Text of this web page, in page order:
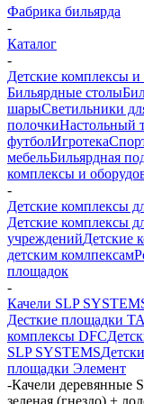
Фабрика бильярда
-
Каталог
-
Детские комплексы и
Бильярдные столы
шарыСветильники
полочкиНастольный
футболИгротека
мебельБильярдная
комплексы и
-
Детские комплексы
Детские комплексы
учрежденийДетские
детским комлпексам
площадок
-
Качели SLP
Десткие площадки
комплексы DFC
SLP SYSTEMS
площадки Элемент
-Качели деревянные
зеленая (гнездо) +